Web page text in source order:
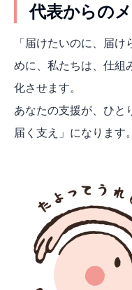
代表からの
「届けたいのに、届
めに、私たちは、仕組
化させます。
あなたの支援が、ひと
届く支え」になります。